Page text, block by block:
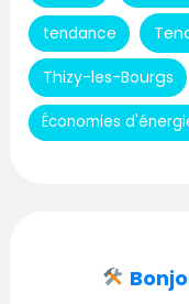
tendance
Thizy-les-Bourgs
Économies